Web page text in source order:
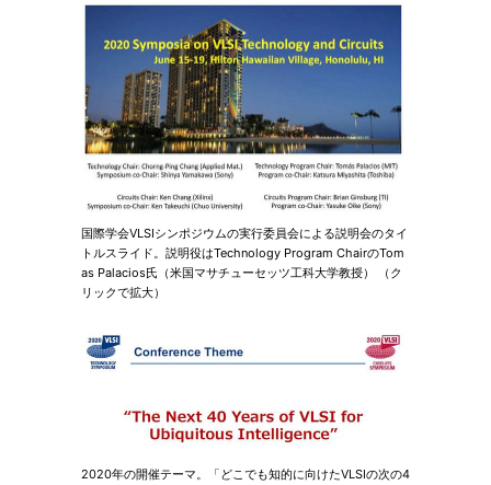
国際学会VLSIシンポジウムの実行委員会による説明会のタイ
トルスライド。説明役はTechnology Program ChairのTom
as Palacios氏（米国マサチューセッツ工科大学教授） （ク
リックで拡大）
2020年の開催テーマ。「どこでも知的に向けたVLSIの次の4